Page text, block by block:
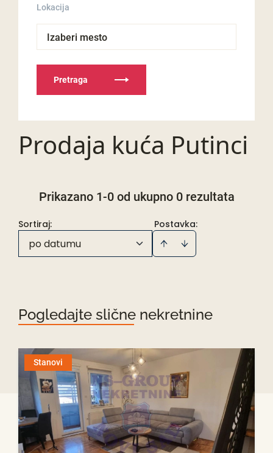
Lokacija
Izaberi mesto
Pretraga
Prodaja kuća Putinci
Prikazano 1-0 od ukupno 0 rezultata
Postavka:
Sortiraj:
po datumu
Pogledajte slične nekretnine
Stanovi